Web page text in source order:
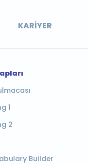
KARIYER
1
2
Builder